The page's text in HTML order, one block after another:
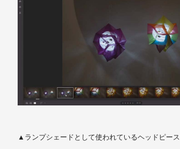
▲ランプシェードとして使われているヘッドピース